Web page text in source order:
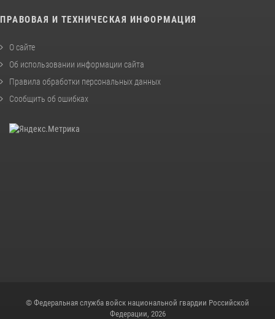
ПРАВОВАЯ И ТЕХНИЧЕСКАЯ ИНФОРМАЦИЯ
О сайте
Об использовании информации сайта
Правила обработки персональных данных
Сообщить об ошибках
© Федеральная служба войск национальной гвардии Российской
Федерации, 2026